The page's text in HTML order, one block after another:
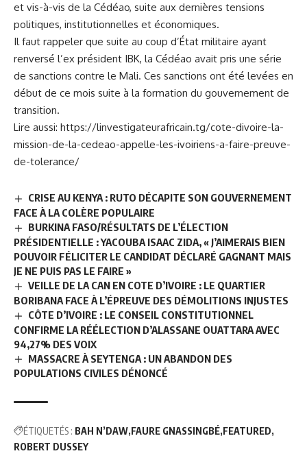
et vis-à-vis de la Cédéao, suite aux dernières tensions
politiques, institutionnelles et économiques.
Il faut rappeler que suite au coup d’État militaire ayant
renversé l’ex président IBK, la Cédéao avait pris une série
de sanctions contre le Mali. Ces sanctions ont été levées en
début de ce mois suite à la formation du gouvernement de
transition.
Lire aussi: https://linvestigateurafricain.tg/cote-divoire-la-
mission-de-la-cedeao-appelle-les-ivoiriens-a-faire-preuve-
de-tolerance/
CRISE AU KENYA : RUTO DÉCAPITE SON GOUVERNEMENT
FACE À LA COLÈRE POPULAIRE
BURKINA FASO/RÉSULTATS DE L’ÉLECTION
PRÉSIDENTIELLE : YACOUBA ISAAC ZIDA, « J’AIMERAIS BIEN
POUVOIR FÉLICITER LE CANDIDAT DÉCLARÉ GAGNANT MAIS
JE NE PUIS PAS LE FAIRE »
VEILLE DE LA CAN EN COTE D’IVOIRE : LE QUARTIER
BORIBANA FACE À L’ÉPREUVE DES DÉMOLITIONS INJUSTES
CÔTE D’IVOIRE : LE CONSEIL CONSTITUTIONNEL
CONFIRME LA RÉÉLECTION D’ALASSANE OUATTARA AVEC
94,27% DES VOIX
MASSACRE À SEYTENGA : UN ABANDON DES
POPULATIONS CIVILES DÉNONCÉ
ÉTIQUETÉS : BAH N’DAW FAURE GNASSINGBÉ FEATURED
ROBERT DUSSEY